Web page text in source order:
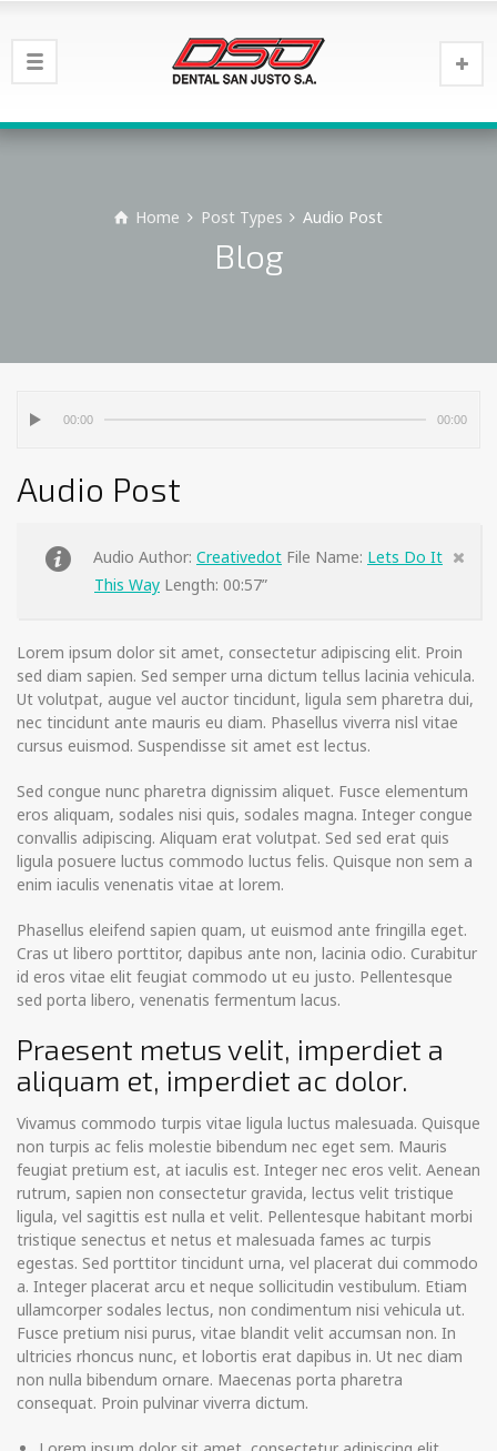
Home Post Types Audio Post
Blog
00:00 00:00
Audio Post
Audio Author: Creativedot File Name: Lets Do It
This Way Length: 00:57”
Lorem ipsum dolor sit amet, consectetur adipiscing elit. Proin
sed diam sapien. Sed semper urna dictum tellus lacinia vehicula.
Ut volutpat, augue vel auctor tincidunt, ligula sem pharetra dui,
nec tincidunt ante mauris eu diam. Phasellus viverra nisl vitae
cursus euismod. Suspendisse sit amet est lectus.
Sed congue nunc pharetra dignissim aliquet. Fusce elementum
eros aliquam, sodales nisi quis, sodales magna. Integer congue
convallis adipiscing. Aliquam erat volutpat. Sed sed erat quis
ligula posuere luctus commodo luctus felis. Quisque non sem a
enim iaculis venenatis vitae at lorem.
Phasellus eleifend sapien quam, ut euismod ante fringilla eget.
Cras ut libero porttitor, dapibus ante non, lacinia odio. Curabitur
id eros vitae elit feugiat commodo ut eu justo. Pellentesque
sed porta libero, venenatis fermentum lacus.
Praesent metus velit, imperdiet a
aliquam et, imperdiet ac dolor.
Vivamus commodo turpis vitae ligula luctus malesuada. Quisque
non turpis ac felis molestie bibendum nec eget sem. Mauris
feugiat pretium est, at iaculis est. Integer nec eros velit. Aenean
rutrum, sapien non consectetur gravida, lectus velit tristique
ligula, vel sagittis est nulla et velit. Pellentesque habitant morbi
tristique senectus et netus et malesuada fames ac turpis
egestas. Sed porttitor tincidunt urna, vel placerat dui commodo
a. Integer placerat arcu et neque sollicitudin vestibulum. Etiam
ullamcorper sodales lectus, non condimentum nisi vehicula ut.
Fusce pretium nisi purus, vitae blandit velit accumsan non. In
ultricies rhoncus nunc, et lobortis erat dapibus in. Ut nec diam
non nulla bibendum ornare. Maecenas porta pharetra
consequat. Proin pulvinar viverra dictum.